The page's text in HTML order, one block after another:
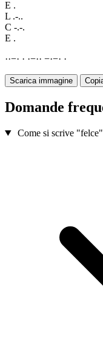
E .
L .-..
C -.-.
E .
··−· · ·−·· −·−· ·
Scarica immagine
Domande
Come si scrive